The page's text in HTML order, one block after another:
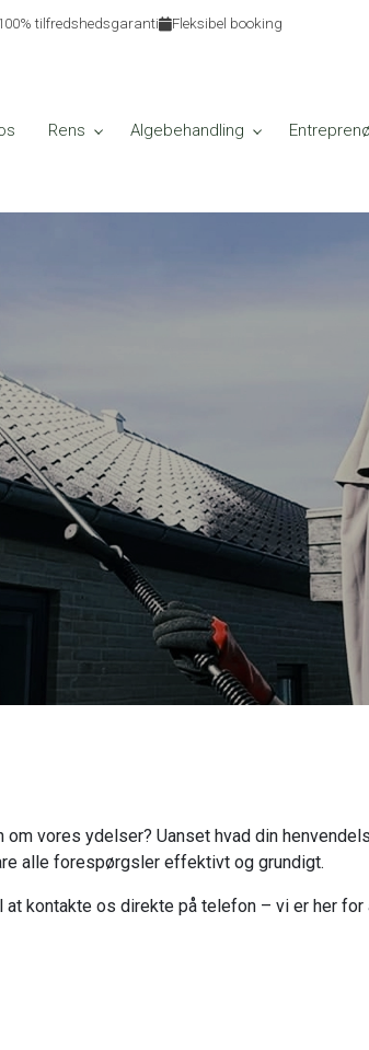
tilfredshedsgaranti Fleksibel booking
Rens Algebehandling
vores ydelser? Uanset hvad din
alle forespørgsler effektivt og grundigt.
at kontakte os direkte på telefon – vi er her